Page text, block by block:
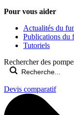
Pour vous aider
Actualités du
Publications du
Tutoriels
Rechercher des
Devis comparatif